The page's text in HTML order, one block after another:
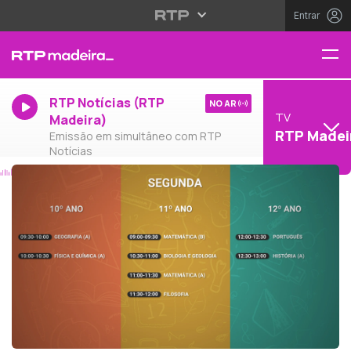
Entrar
RTP Notícias (RTP
Madeira)
Emissão em simultâneo com RTP
Notícias
NO AR
TV
RTP